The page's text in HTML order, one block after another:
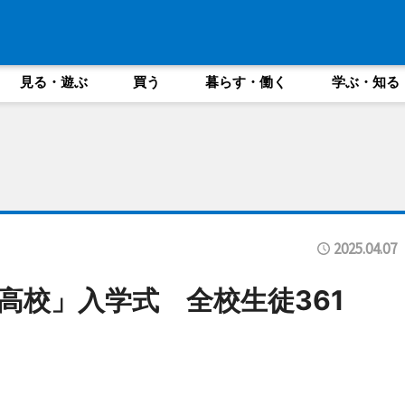
見る・遊ぶ 買う 暮らす・働く 学ぶ・知る
2025.04.07
校」入学式 全校生徒361